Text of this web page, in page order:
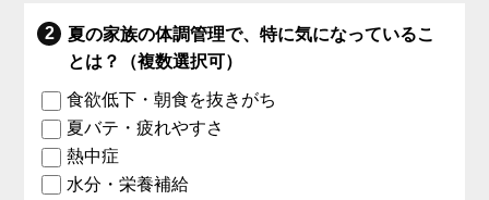
夏の家族の体調管理で、特に気になっているこ
とは？（複数選択可）
食欲低下・朝食を抜きがち
夏バテ・疲れやすさ
熱中症
水分・栄養補給